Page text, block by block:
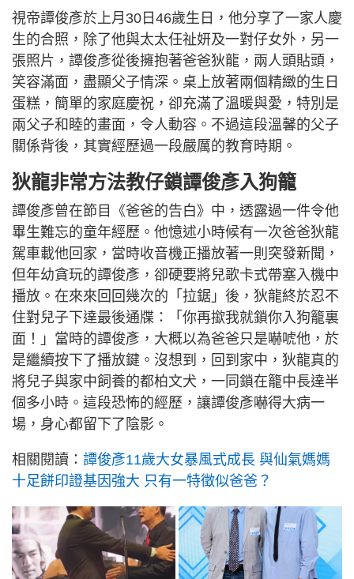
視帝譚俊彥於上月30日46歲生日，他分享了一家人慶
生的合照，除了他與太太任祉妍及一對仔女外，另一
張照片，譚俊彥從後擁抱著爸爸狄龍，兩人頭貼頭，
笑容滿面，盡顯父子情深。桌上放著兩個精緻的生日
蛋糕，簡單的家庭慶祝，卻充滿了溫暖與愛，特別是
兩父子和睦的畫面，令人動容。不過這段溫馨的父子
關係背後，其實經歷過一段嚴厲的教育時期。
狄龍非常方法教仔鎖譚俊彥入狗籠
譚俊彥曾在節目《爸爸的告白》中，透露過一件令他
畢生難忘的童年經歷。他憶述小時候有一次爸爸狄龍
駕車載他回家，當時收音機正播放著一則突發新聞，
但年幼貪玩的譚俊彥，卻硬要將兒歌卡式帶塞入機中
播放。在來來回回幾次的「拉鋸」後，狄龍終於忍不
住對兒子下達最後通牒：「你再撳我就鎖你入狗籠裏
面！」當時的譚俊彥，大概以為爸爸只是嚇唬他，於
是繼續按下了播放鍵。沒想到，回到家中，狄龍真的
將兒子與家中飼養的都柏文犬，一同鎖在籠中長達半
個多小時。這段恐怖的經歷，讓譚俊彥嚇得大病一
場，身心都留下了陰影。
相關閱讀： 譚俊彥11歲大女暴風式成長 與仙氣媽媽
十足餅印證基因強大 只有一特徵似爸爸？